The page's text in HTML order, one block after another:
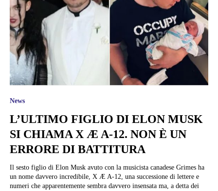
News
L’ULTIMO FIGLIO DI ELON MUSK
SI CHIAMA X Æ A-12. NON È UN
ERRORE DI BATTITURA
Il sesto figlio di Elon Musk avuto con la musicista canadese Grimes ha
un nome davvero incredibile, X Æ A-12, una successione di lettere e
numeri che apparentemente sembra davvero insensata ma, a detta dei